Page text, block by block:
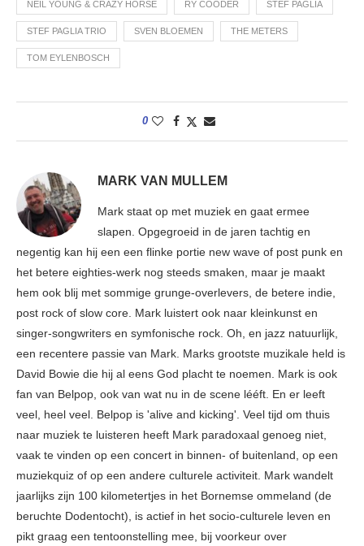
NEIL YOUNG & CRAZY HORSE RY COODER STEF PAGLIA
STEF PAGLIA TRIO SVEN BLOEMEN THE METERS
TOM EYLENBOSCH
0
MARK VAN MULLEM
Mark staat op met muziek en gaat ermee
slapen. Opgegroeid in de jaren tachtig en
negentig kan hij een een flinke portie new wave of post punk en
het betere eighties-werk nog steeds smaken, maar je maakt
hem ook blij met sommige grunge-overlevers, de betere indie,
post rock of slow core. Mark luistert ook naar kleinkunst en
singer-songwriters en symfonische rock. Oh, en jazz natuurlijk,
een recentere passie van Mark. Marks grootste muzikale held is
David Bowie die hij al eens God placht te noemen. Mark is ook
fan van Belpop, ook van wat nu in de scene lééft. En er leeft
veel, heel veel. Belpop is 'alive and kicking'. Veel tijd om thuis
naar muziek te luisteren heeft Mark paradoxaal genoeg niet,
vaak te vinden op een concert in binnen- of buitenland, op een
muziekquiz of op een andere culturele activiteit. Mark wandelt
jaarlijks zijn 100 kilometertjes in het Bornemse ommeland (de
beruchte Dodentocht), is actief in het socio-culturele leven en
pikt graag een tentoonstelling mee, bij voorkeur over